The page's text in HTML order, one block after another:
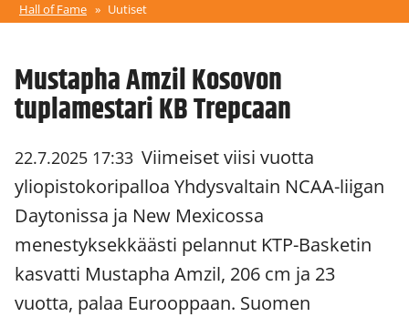
Hall of Fame » Uutiset
Mustapha Amzil Kosovon
tuplamestari KB Trepcaan
22.7.2025 17:33 Viimeiset viisi vuotta
yliopistokoripalloa Yhdysvaltain NCAA-liigan
Daytonissa ja New Mexicossa
menestyksekkäästi pelannut KTP-Basketin
kasvatti Mustapha Amzil, 206 cm ja 23
vuotta, palaa Eurooppaan. Suomen